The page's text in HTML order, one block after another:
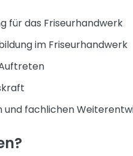
für das Friseurhandwerk
im Friseurhandwerk
und fachlichen